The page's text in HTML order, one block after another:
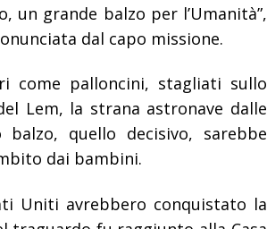
un grande balzo per l’Umanità”,
dal capo missione.
come palloncini, stagliati sullo
Lem, la strana astronave dalle
quello decisivo, sarebbe
dai bambini.
Uniti avrebbero conquistato la